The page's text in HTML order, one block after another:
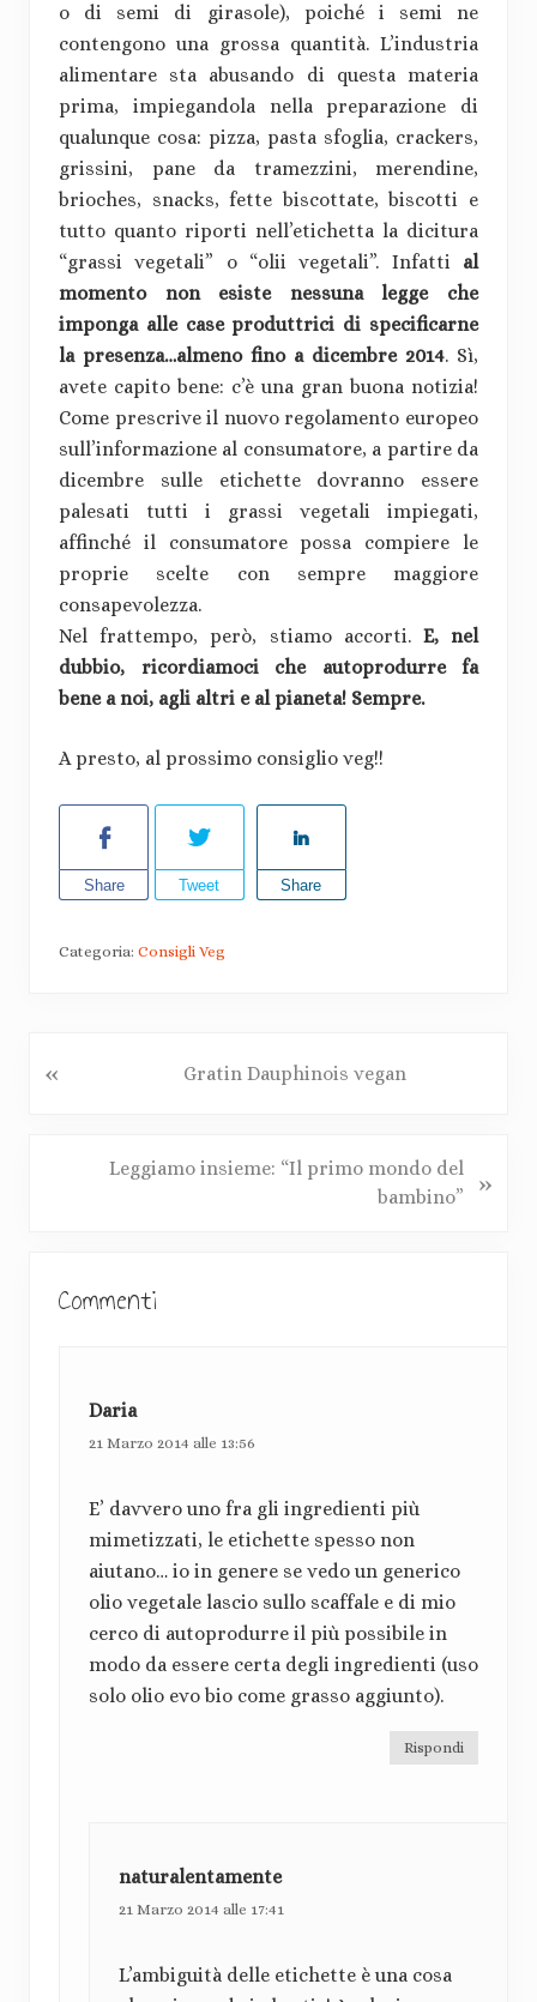
o di semi di girasole), poiché i semi ne
contengono una grossa quantità. L’industria
alimentare sta abusando di questa materia
prima, impiegandola nella preparazione di
qualunque cosa: pizza, pasta sfoglia, crackers,
grissini, pane da tramezzini, merendine,
brioches, snacks, fette biscottate, biscotti e
tutto quanto riporti nell’etichetta la dicitura
“grassi vegetali” o “olii vegetali”. Infatti al
momento non esiste nessuna legge che
imponga alle case produttrici di specificarne
la presenza…almeno fino a dicembre 2014. Sì,
avete capito bene: c’è una gran buona notizia!
Come prescrive il nuovo regolamento europeo
sull’informazione al consumatore, a partire da
dicembre sulle etichette dovranno essere
palesati tutti i grassi vegetali impiegati,
affinché il consumatore possa compiere le
proprie scelte con sempre maggiore
consapevolezza.
Nel frattempo, però, stiamo accorti.E, nel
dubbio, ricordiamoci che autoprodurre fa
bene a noi, agli altri e al pianeta! Sempre.
A presto, al prossimo consiglio veg!!
Share Tweet Share
Categoria: Consigli Veg
P
« Gratin Dauphinois vegan
u
Leggiamo insieme: “Il primo mondo del
bambino”
»
Commenti
Daria
21 Marzo 2014 alle 13:56
E’ davvero uno fra gli ingredienti più
mimetizzati, le etichette spesso non
aiutano… io in genere se vedo un generico
olio vegetale lascio sullo scaffale e di mio
cerco di autoprodurre il più possibile in
modo da essere certa degli ingredienti (uso
solo olio evo bio come grasso aggiunto).
Rispondi
naturalentamente
21 Marzo 2014 alle 17:41
L’ambiguità delle etichette è una cosa